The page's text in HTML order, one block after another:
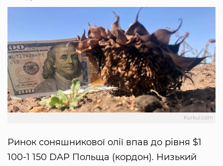
Kurkul.com
Ринок соняшникової олії впав до рівня $1
100-1 150 DAP Польща (кордон). Низький